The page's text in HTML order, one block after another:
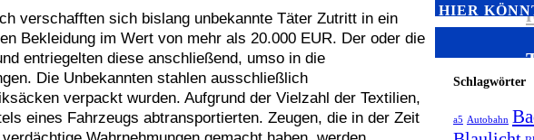
verschafften sich bislang unbekannte Täter Zutritt in ein
Bekleidung im Wert von mehr als 20.000 EUR. Der oder die
entriegelten diese anschließend, umso in die
Die Unbekannten stahlen ausschließlich
verpackt wurden. Aufgrund der Vielzahl der Textilien,
eines Fahrzeugs abtransportierten. Zeugen, die in der Zeit
HIER
Schlagwörter
a5 Autobahn